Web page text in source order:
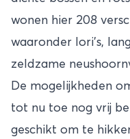
wonen hier 208
waaronder lori's,
zeldzame
De mogelijkheden
tot nu toe nog vrij
geschikt om te